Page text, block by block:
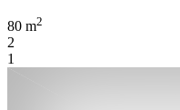
80 m2
2
1